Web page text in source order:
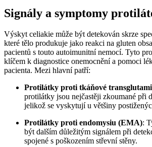
Signály‌ a symptomy
Výskyt celiakie může být detekován skrze
které ‌tělo​ produkuje⁤ jako reakci na gluten
‌pacientů s touto autoimunitní nemocí. ​Tyto
klíčem k ⁤diagnostice onemocnění a pomoci
pacienta. Mezi hlavní patří:
Protilátky‌ proti tkáňové
protilátky⁣ jsou nejčastěji zkoumané ‌při‍
jelikož‌ se vyskytují⁣ u většiny
Protilátky proti endomysiu (EMA):
být⁢ dalším důležitým signálem při
spojené⁣ s poškozením střevní stěny.